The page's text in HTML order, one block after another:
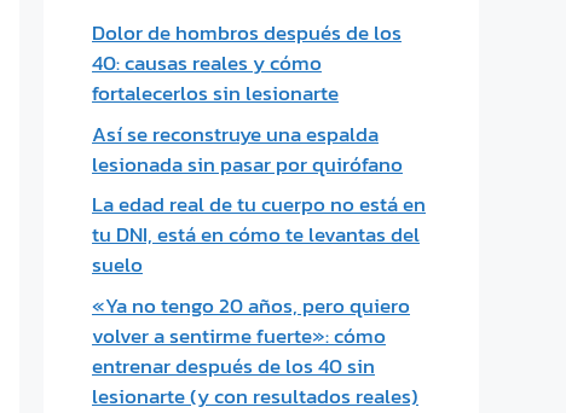
Dolor de hombros después de los
40: causas reales y cómo
fortalecerlos sin lesionarte
Así se reconstruye una espalda
lesionada sin pasar por quirófano
La edad real de tu cuerpo no está en
tu DNI, está en cómo te levantas del
suelo
«Ya no tengo 20 años, pero quiero
volver a sentirme fuerte»: cómo
entrenar después de los 40 sin
lesionarte (y con resultados reales)